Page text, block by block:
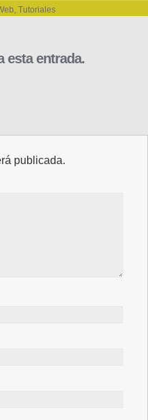
, Tutoriales
esta entrada.
publicada.